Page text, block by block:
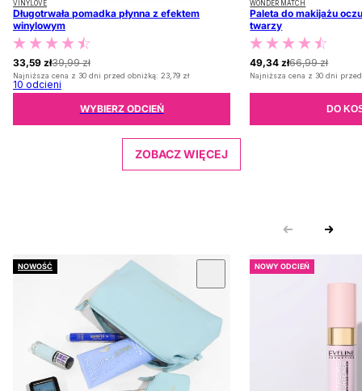
VINYLOVE
Długotrwała pomadka płynna z efektem
winylowym
39,99 zł
33,59 zł
Najniższa cena z 30 dni przed obniżką: 23,79 zł
10 odcieni
WYBIERZ ODCIEŃ
WONDER MATCH
Paleta do makijażu
twarzy
66,99 zł
49,34 zł
Najniższa cena z 30 dni
DO
ZOBACZ WIĘCEJ
NOWOŚĆ NOWY ODCIEŃ